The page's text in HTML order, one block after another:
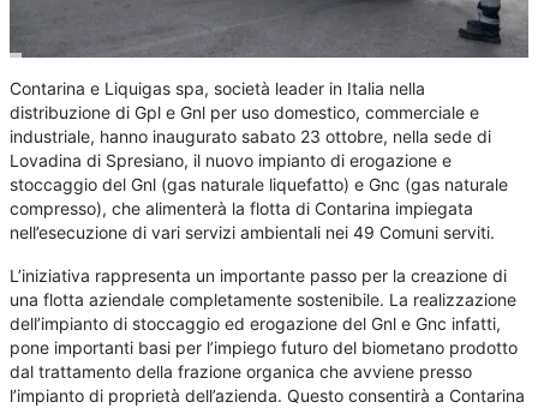
Contarina e Liquigas spa, società leader in Italia nella
distribuzione di Gpl e Gnl per uso domestico, commerciale e
industriale, hanno inaugurato sabato 23 ottobre, nella sede di
Lovadina di Spresiano, il nuovo impianto di erogazione e
stoccaggio del Gnl (gas naturale liquefatto) e Gnc (gas naturale
compresso), che alimenterà la flotta di Contarina impiegata
nell’esecuzione di vari servizi ambientali nei 49 Comuni serviti.
L’iniziativa rappresenta un importante passo per la creazione di
una flotta aziendale completamente sostenibile. La realizzazione
dell’impianto di stoccaggio ed erogazione del Gnl e Gnc infatti,
pone importanti basi per l’impiego futuro del biometano prodotto
dal trattamento della frazione organica che avviene presso
l’impianto di proprietà dell’azienda. Questo consentirà a Contarina